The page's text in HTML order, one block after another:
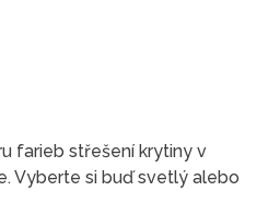
farieb střešení krytiny v
Vyberte si buď svetlý alebo